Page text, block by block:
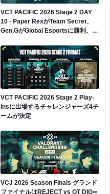
VCT PACIFIC 2026 Stage 2 DAY
10 - Paper RexがTeam Secret、
Gen.GがGlobal Esportsに勝利、
VCT PACIFIC 2026 Stage 2 Play-
Insに出場するチャレンジャーズ4チ
ームが決定
VCJ 2026 Season Finals グランド
ファイナルはREJECT vs QT DIG∞